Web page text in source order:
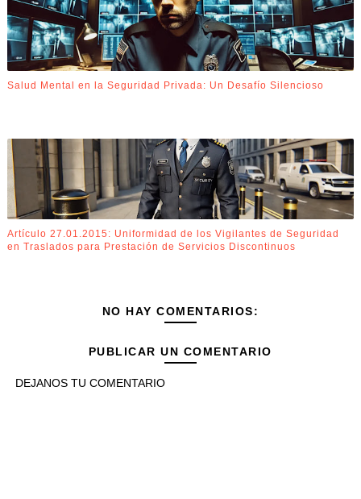
Salud Mental en la Seguridad Privada: Un Desafío Silencioso
Artículo 27.01.2015: Uniformidad de los Vigilantes de Seguridad
en Traslados para Prestación de Servicios Discontinuos
NO HAY COMENTARIOS:
PUBLICAR UN COMENTARIO
DEJANOS TU COMENTARIO